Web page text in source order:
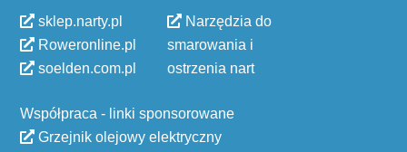
sklep.narty.pl
Roweronline.pl
soelden.com.pl
Narzędzia do
smarowania i
ostrzenia nart
Współpraca - linki sponsorowane
Grzejnik olejowy elektryczny